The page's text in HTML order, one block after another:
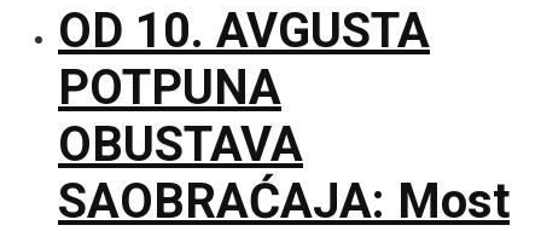
OD 10. AVGUSTA
POTPUNA
OBUSTAVA
SAOBRAĆAJA: Most